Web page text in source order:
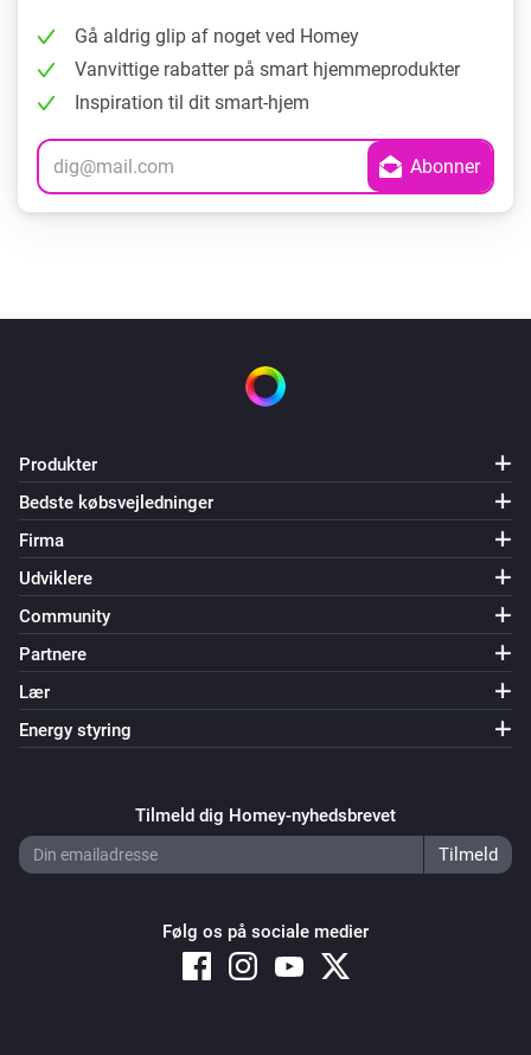
Gå aldrig glip af noget ved Homey
Vanvittige rabatter på smart hjemmeprodukter
Inspiration til dit smart-hjem
Produkter
Bedste købsvejledninger
Firma
Udviklere
Community
Partnere
Lær
Energy styring
Tilmeld dig Homey-nyhedsbrevet
Følg os på sociale medier